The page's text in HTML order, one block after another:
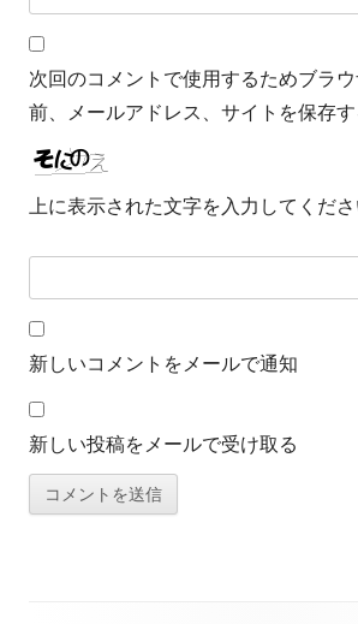
次回のコメントで使用するためブラ
前、メールアドレス、サイトを保存す
上に表示された文字を入力してくださ
新しいコメントをメールで通知
新しい投稿をメールで受け取る